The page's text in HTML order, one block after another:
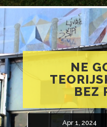
NE
BEZ
Apr 1, 2024